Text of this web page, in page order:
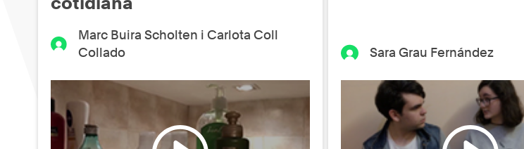
Marc Buira Scholten i Carlota Coll
Collado
Sara Grau Fernández